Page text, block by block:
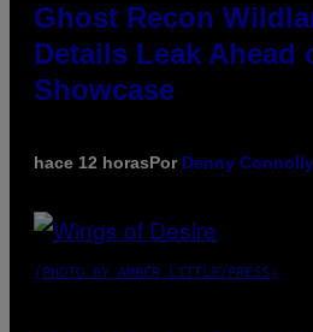
Ghost Recon
Details Leak Ahead
Showcase
hace 12 horasPor Denny Connolly
(PHOTO BY AMBER LITTLE/PRESS)